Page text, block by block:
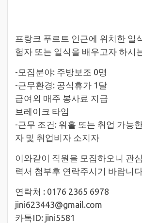
프랑크 푸르트 인근에 위치한 일
험자 또는 일식을 배우고자 하시
-모집분야: 주방보조 0명
-근무환경: 공식휴가 1달
급여외 매주 봉사료 지급
브레이크 타임
-근무 조건: 워홀 또는 취업 가능
자 및 취업비자 소지자
이와같이 직원을 모집하오니 관
력서 첨부후 연락주시기 바랍니
연락처 : 0176 2365 6978
jini623443@gmail.com
카톡ID: jini5581